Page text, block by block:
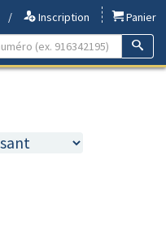
/ Inscription Panier